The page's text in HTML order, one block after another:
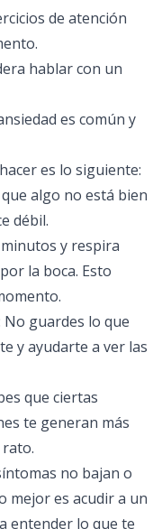
de atención
hablar con un
es común y
es lo siguiente:
que algo no está bien
débil.
y respira
la boca. Esto
No guardes lo que
y ayudarte a ver las
que ciertas
te generan más
no bajan o
mejor es acudir a un
entender lo que te